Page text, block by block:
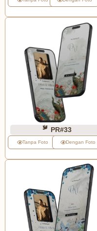
PR#33
Tanpa Foto Dengan Foto